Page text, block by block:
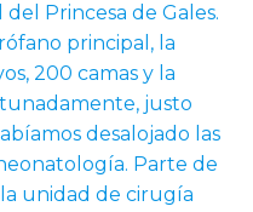
Princesa de Gales.
principal, la
200 camas y la
justo
desalojado las
Parte de
unidad de cirugía